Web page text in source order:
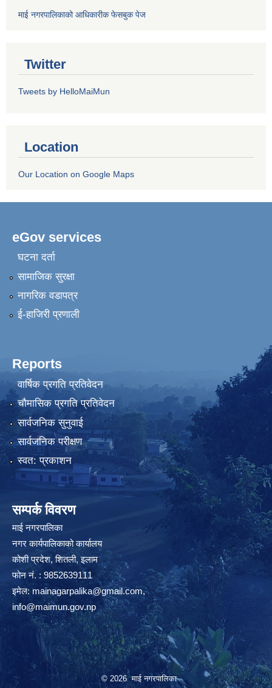
माई नगरपालिकाको आधिकारीक फेसबुक पेज
Twitter
Tweets by HelloMaiMun
Location
Our Location on Google Maps
eGov services
घटना दर्ता
सामाजिक सुरक्षा
नागरिक वडापत्र
ई-हाजिरी प्रणाली
Reports
वार्षिक प्रगति प्रतिवेदन
चौमासिक प्रगति प्रतिवेदन
सार्वजनिक सुनुवाई
सार्वजनिक परीक्षण
स्वत: प्रकाशन
सम्पर्क विवरण
माई नगरपालिका
नगर कार्यपालिकाको कार्यालय
कोशी प्रदेश, शितली, इलाम
फोन नं. : 9852639111
इमेल:mainagarpalika@gmail.com,
info@maimun.gov.np
© 2026 माई नगरपालिका